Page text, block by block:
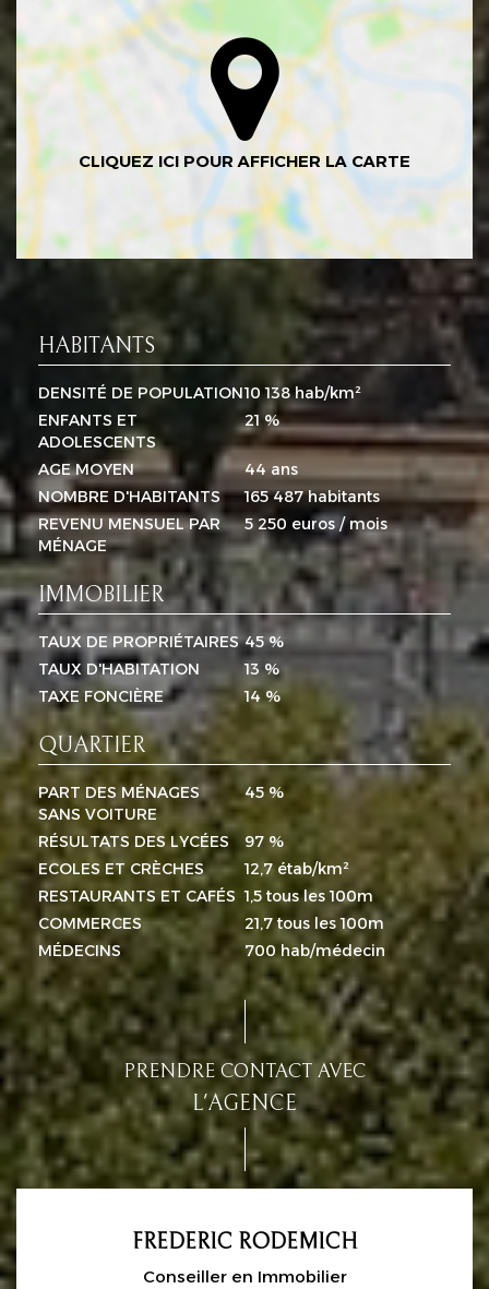
HABITANTS
DENSITÉ DE POPULATION10 138 hab/km²
ENFANTS ET
ADOLESCENTS
21 %
AGE MOYEN
44 ans
NOMBRE D'HABITANTS
165 487 habitants
REVENU MENSUEL PAR
MÉNAGE
5 250 euros / mois
IMMOBILIER
TAUX DE PROPRIÉTAIRES 45 %
TAUX D'HABITATION
13 %
TAXE FONCIÈRE
14 %
QUARTIER
PART DES MÉNAGES
SANS VOITURE
45 %
RÉSULTATS DES LYCÉES
97 %
ECOLES ET CRÈCHES
12,7 étab/km²
RESTAURANTS ET CAFÉS 1,5 tous les 100m
COMMERCES
21,7 tous les 100m
MÉDECINS
700 hab/médecin
PRENDRE CONTACT AVEC
L'AGENCE
FREDERIC RODEMICH
Conseiller en Immobilier